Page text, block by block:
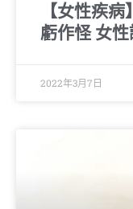
【女性疾
虧作怪 女
2022年3月7日